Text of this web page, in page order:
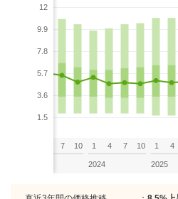
12
9.9
7.8
5.7
3.6
1.5
7 10 1 4 7 10
2024
1 4
2025